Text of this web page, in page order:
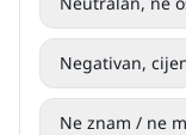
Negativan,
Ne znam / ne